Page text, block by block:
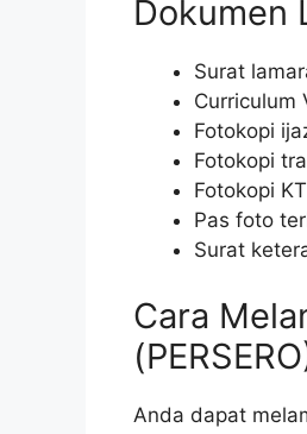
Dokumen
Surat
Curriculum
Fotokopi
Fotokopi
Fotokopi
Pas foto
Surat
Cara
Anda dapat